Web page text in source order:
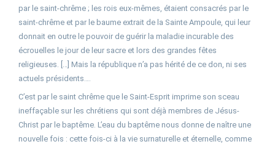
par le saint-chrême ; les rois eux-mêmes, étaient consacrés par le
saint-chrême et par le baume extrait de la Sainte Ampoule, qui leur
donnait en outre le pouvoir de guérir la maladie incurable des
écrouelles le jour de leur sacre et lors des grandes fêtes
religieuses. […] Mais la république n’a pas hérité de ce don, ni ses
actuels présidents….
C’est par le saint chrême que le Saint-Esprit imprime son sceau
ineffaçable sur les chrétiens qui sont déjà membres de Jésus-
Christ par le baptême. L’eau du baptême nous donne de naître une
nouvelle fois : cette fois-ci à la vie surnaturelle et éternelle, comme